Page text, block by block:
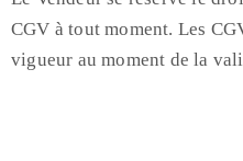
CGV à tout moment. Les
vigueur au moment de la